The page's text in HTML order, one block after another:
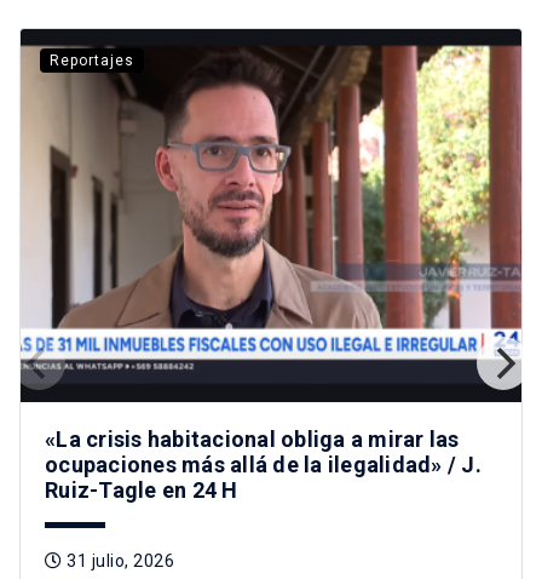
Reportajes
«La crisis habitacional obliga a mirar las
ocupaciones más allá de la ilegalidad» / J.
Ruiz-Tagle en 24 H
31 julio, 2026